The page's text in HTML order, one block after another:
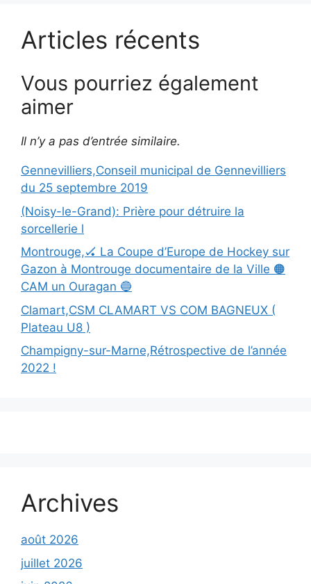
Articles récents
Vous pourriez également
aimer
Il n’y a pas d’entrée similaire.
Gennevilliers,Conseil municipal de Gennevilliers
du 25 septembre 2019
(Noisy-le-Grand): Prière pour détruire la
sorcellerie l
Montrouge,🏑 La Coupe d’Europe de Hockey sur
Gazon à Montrouge documentaire de la Ville 🟠
CAM un Ouragan 🔵
Clamart,CSM CLAMART VS COM BAGNEUX (
Plateau U8 )
Champigny-sur-Marne,Rétrospective de l’année
2022 !
Archives
août 2026
juillet 2026